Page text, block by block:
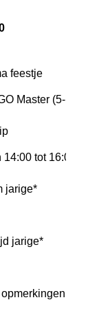
feestje
jarige*
jarige*
opmerkingen